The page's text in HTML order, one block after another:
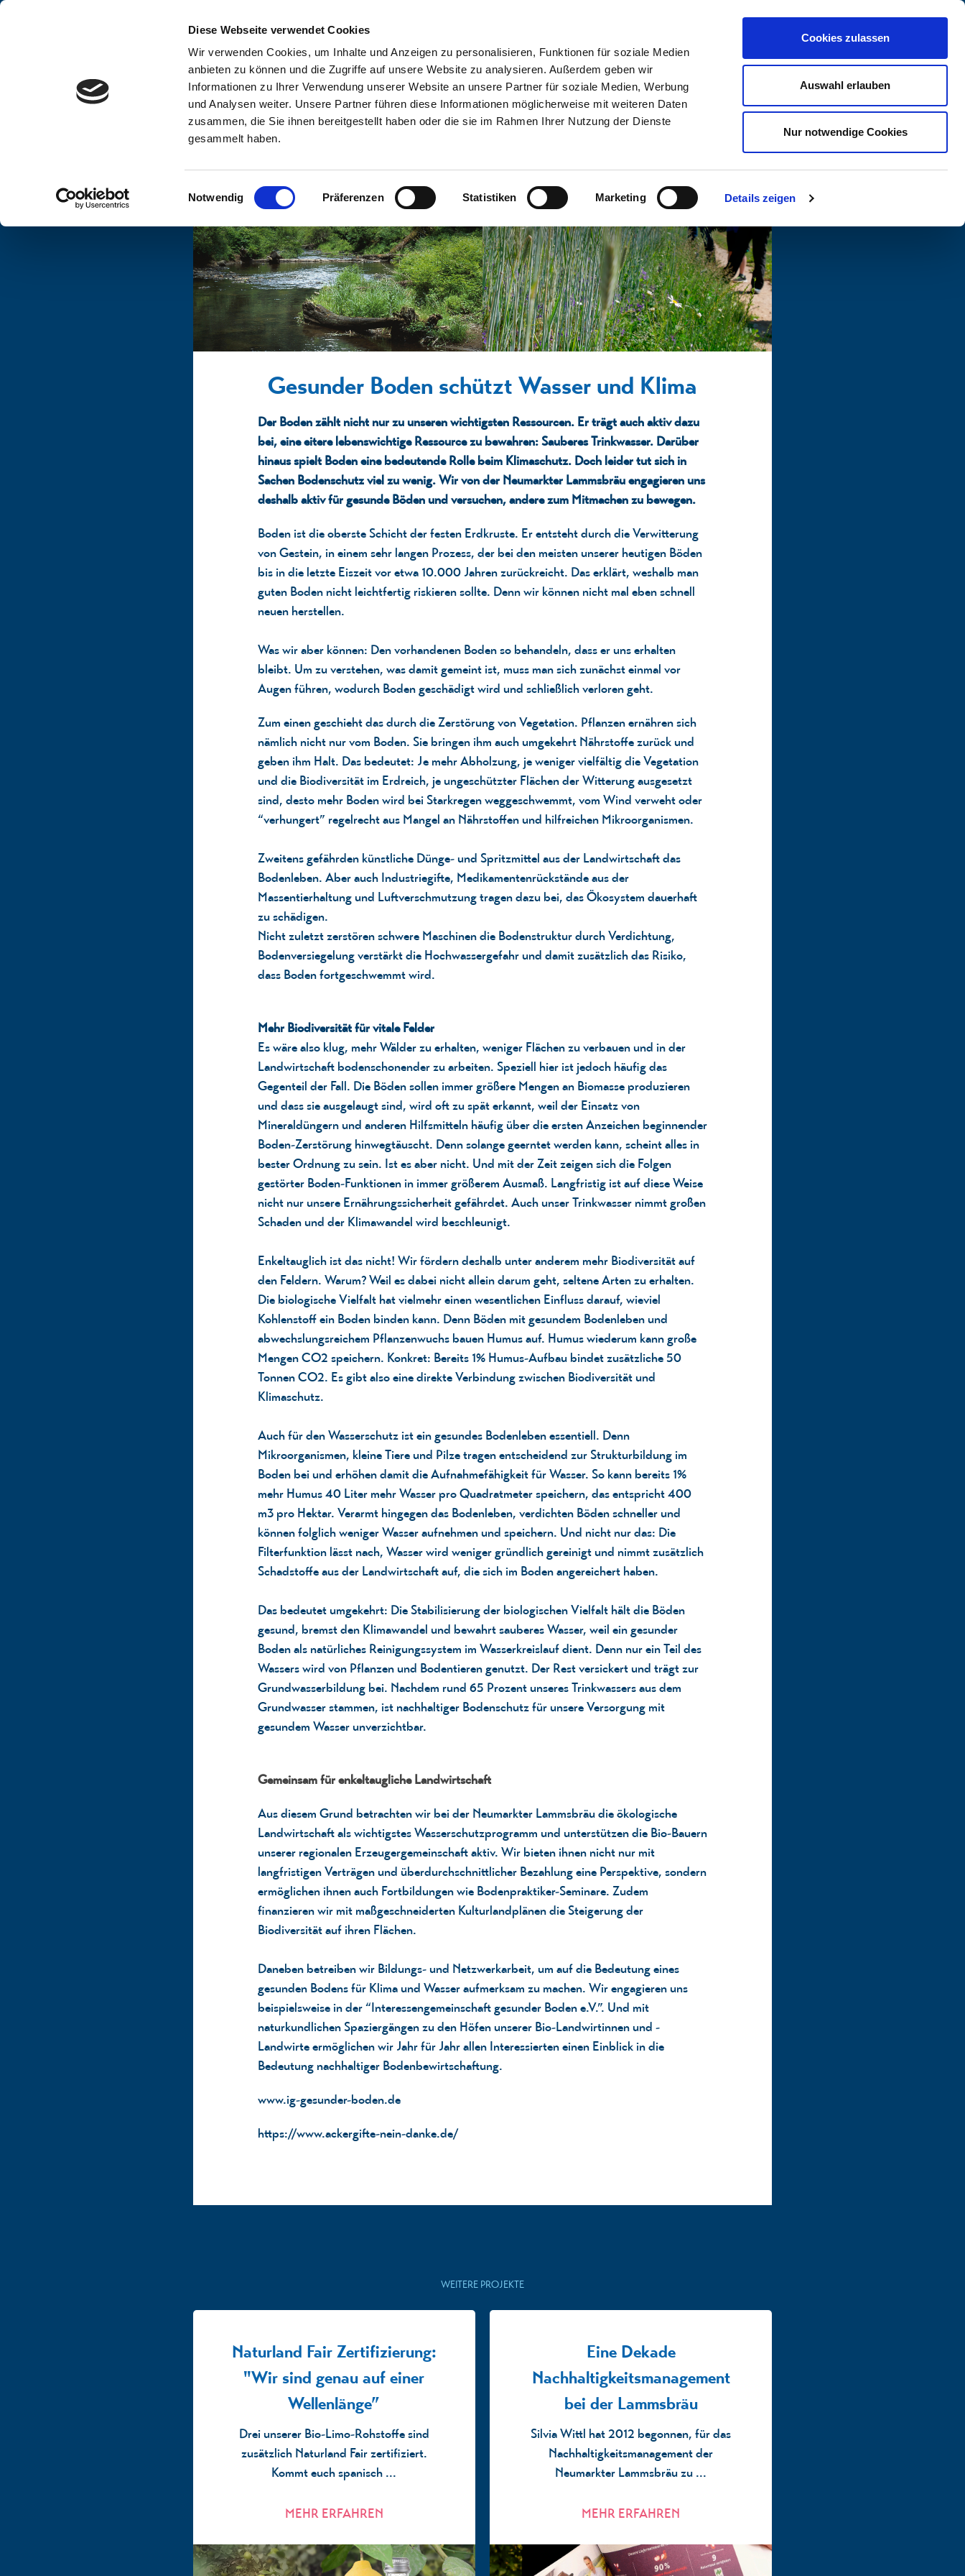
Diese Webseite verwendet Cookies
Wir verwenden Cookies, um Inhalte und Anzeigen zu personalisieren, Funktionen für soziale Medien
anbieten zu können und die Zugriffe auf unsere Website zu analysieren. Außerdem geben wir
Informationen zu Ihrer Verwendung unserer Website an unsere Partner für soziale Medien, Werbung
und Analysen weiter. Unsere Partner führen diese Informationen möglicherweise mit weiteren Daten
zusammen, die Sie ihnen bereitgestellt haben oder die sie im Rahmen Ihrer Nutzung der Dienste
gesammelt haben.
Einwilligungsauswahl
Notwendig Präferenzen Statistiken Marketing Details zeigen
Cookies zulassen
Auswahl erlauben
Nur notwendige Cookies
FAQ KONTAKT
Gesunder Boden schützt Wasser und Klima
Der Boden zählt nicht nur zu unseren wichtigsten Ressourcen. Er trägtauchaktiv dazu
bei, eine eiterelebenswichtigeRessourcezu bewahren: Sauberes Trinkwasser. Darüber
hinaus spielt Boden eine bedeutendeRolle beim Klimaschutz. Doch leider tut sich in
Sachen Bodenschutzviel zu wenig.Wir von der Neumarkter Lammsbräuengagieren uns
deshalb aktivfür gesunde Bödenund versuchen, andere zum Mitmachen zu bewegen.
Boden ist die oberste Schicht der festen Erdkruste. Er entsteht durch die Verwitterung
von Gestein, in einem sehr langen Prozess, der bei den meisten unserer heutigen Böden
bis in die letzte Eiszeit vor etwa 10.000 Jahren zurückreicht. Das erklärt, weshalb man
guten Boden nicht leichtfertig riskieren sollte. Denn wir können nicht mal eben schnell
neuen herstellen.
Was wir aber können: Den vorhandenen Boden so behandeln, dass er uns erhalten
bleibt. Um zu verstehen, was damit gemeint ist, muss man sich zunächst einmal vor
Augen führen, wodurch Boden geschädigt wird und schließlich verloren geht.
Zum einen geschieht das durch die Zerstörung von Vegetation. Pflanzen ernähren sich
nämlich nicht nur vom Boden. Sie bringen ihm auch umgekehrt Nährstoffe zurück und
geben ihm Halt. Das bedeutet: Je mehr Abholzung, je weniger vielfältig die Vegetation
und die Biodiversität im Erdreich, je ungeschützter Flächen der Witterung ausgesetzt
sind, desto mehr Boden wird bei Starkregen weggeschwemmt, vom Wind verweht oder
“verhungert” regelrecht aus Mangel an Nährstoffen und hilfreichen Mikroorganismen.
Zweitens gefährden künstliche Dünge- und Spritzmittel aus der Landwirtschaft das
Bodenleben. Aber auch Industriegifte, Medikamentenrückstände aus der
Massentierhaltung und Luftverschmutzung tragen dazu bei, das Ökosystem dauerhaft
zu schädigen.
Nicht zuletzt zerstören schwere Maschinen die Bodenstruktur durch Verdichtung,
Bodenversiegelung verstärkt die Hochwassergefahr und damit zusätzlich das Risiko,
dass Boden fortgeschwemmt wird.
Mehr Biodiversität für vitale Felder
Es wäre also klug, mehr Wälder zu erhalten, weniger Flächen zu verbauen und in der
Landwirtschaft bodenschonender zu arbeiten. Speziell hier ist jedoch häufig das
Gegenteil der Fall. Die Böden sollen immer größere Mengen an Biomasse produzieren
und dass sie ausgelaugt sind, wird oft zu spät erkannt, weil der Einsatz von
Mineraldüngern und anderen Hilfsmitteln häufig über die ersten Anzeichen beginnender
Boden-Zerstörung hinwegtäuscht. Denn solange geerntet werden kann, scheint alles in
bester Ordnung zu sein. Ist es aber nicht. Und mit der Zeit zeigen sich die Folgen
gestörter Boden-Funktionen in immer größerem Ausmaß. Langfristig ist auf diese Weise
nicht nur unsere Ernährungssicherheit gefährdet. Auch unser Trinkwasser nimmt großen
Schaden und der Klimawandel wird beschleunigt.
Enkeltauglich ist das nicht! Wir fördern deshalb unter anderem mehr Biodiversität auf
den Feldern. Warum? Weil es dabei nicht allein darum geht, seltene Arten zu erhalten.
Die biologische Vielfalt hat vielmehr einen wesentlichen Einfluss darauf, wieviel
Kohlenstoff ein Boden binden kann. Denn Böden mit gesundem Bodenleben und
abwechslungsreichem Pflanzenwuchs bauen Humus auf. Humus wiederum kann große
Mengen CO2 speichern. Konkret: Bereits 1% Humus-Aufbaubindet zusätzliche 50
Tonnen CO2. Es gibt also eine direkte Verbindung zwischen Biodiversität und
Klimaschutz.
Auch für denWasserschutzist ein gesundes Bodenleben essentiell. Denn
Mikroorganismen, kleine Tiere und Pilze tragen entscheidend zur Strukturbildung im
Boden bei und erhöhen damit die Aufnahmefähigkeit für Wasser. So kann bereits 1%
mehr Humus 40 Liter mehr Wasser pro Quadratmeter speichern, das entspricht 400
m3 pro Hektar. Verarmt hingegen das Bodenleben, verdichten Böden schneller und
können folglich weniger Wasser aufnehmen und speichern. Und nicht nur das: Die
Filterfunktion lässt nach, Wasser wird weniger gründlich gereinigt und nimmt zusätzlich
Schadstoffe aus der Landwirtschaft auf, die sich im Boden angereichert haben.
Das bedeutet umgekehrt: Die Stabilisierung der biologischen Vielfalt hält die Böden
gesund, bremst den Klimawandel und bewahrt sauberes Wasser, weil ein gesunder
Boden als natürliches Reinigungssystem im Wasserkreislauf dient. Denn nur ein Teil des
Wassers wird von Pflanzen und Bodentieren genutzt. Der Rest versickert und trägt zur
Grundwasserbildung bei. Nachdem rund 65 Prozent unseres Trinkwassers aus dem
Grundwasser stammen, ist nachhaltiger Bodenschutz für unsere Versorgung mit
gesundem Wasser unverzichtbar.
Gemeinsam für enkeltaugliche Landwirtschaft
Aus diesem Grund betrachten wir bei der Neumarkter Lammsbräu dieökologische
Landwirtschaftals wichtigstes Wasserschutzprogramm und unterstützen die Bio-Bauern
unserer regionalen Erzeugergemeinschaftaktiv. Wir bieten ihnen nicht nur mit
langfristigen Verträgen und überdurchschnittlicher Bezahlung eine Perspektive, sondern
ermöglichen ihnen auch Fortbildungen wie Bodenpraktiker-Seminare. Zudem
finanzieren wir mit maßgeschneiderten Kulturlandplänendie Steigerung der
Biodiversität auf ihren Flächen.
Daneben betreiben wir Bildungs- und Netzwerkarbeit, um auf die Bedeutung eines
gesunden Bodens für Klima und Wasser aufmerksam zu machen. Wir engagieren uns
beispielsweise in der “Interessengemeinschaft gesunder Boden e.V.”. Und mit
naturkundlichen Spaziergängen zu den Höfen unserer Bio-Landwirtinnen und -
Landwirte ermöglichen wir Jahr für Jahr allen Interessierten einen Einblick in die
Bedeutung nachhaltiger Bodenbewirtschaftung.
www.ig-gesunder-boden.de
https://www.ackergifte-nein-danke.de/
WEITERE PROJEKTE
Naturland Fair Zertifizierung:
"Wir sind genau auf einer
Wellenlänge”
Drei unserer Bio-Limo-Rohstoffe sind
zusätzlich Naturland Fair zertifiziert.
Kommt euch spanisch ...
MEHR ERFAHREN
Eine Dekade
Nachhaltigkeitsmanagement
bei der Lammsbräu
Silvia Wittl hat 2012 begonnen, für das
Nachhaltigkeitsmanagement der
Neumarkter Lammsbräu zu ...
MEHR ERFAHREN